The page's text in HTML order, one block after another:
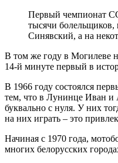
Первый чемпионат
тысячи
Синявский, а на
В том же году в Могилеве
14-й минуте первый в
В 1966 году состоялся
тем, что в Лунинце Иван и
буквально с нуля. У них
на них играть – это
Начиная с 1970 года,
многих белорусских